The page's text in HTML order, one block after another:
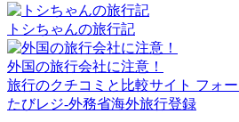
トシちゃんの旅行記
外国の旅行会社に注意！
旅行のクチコミと比較サイト フォ
たびレジ-外務省海外旅行登録